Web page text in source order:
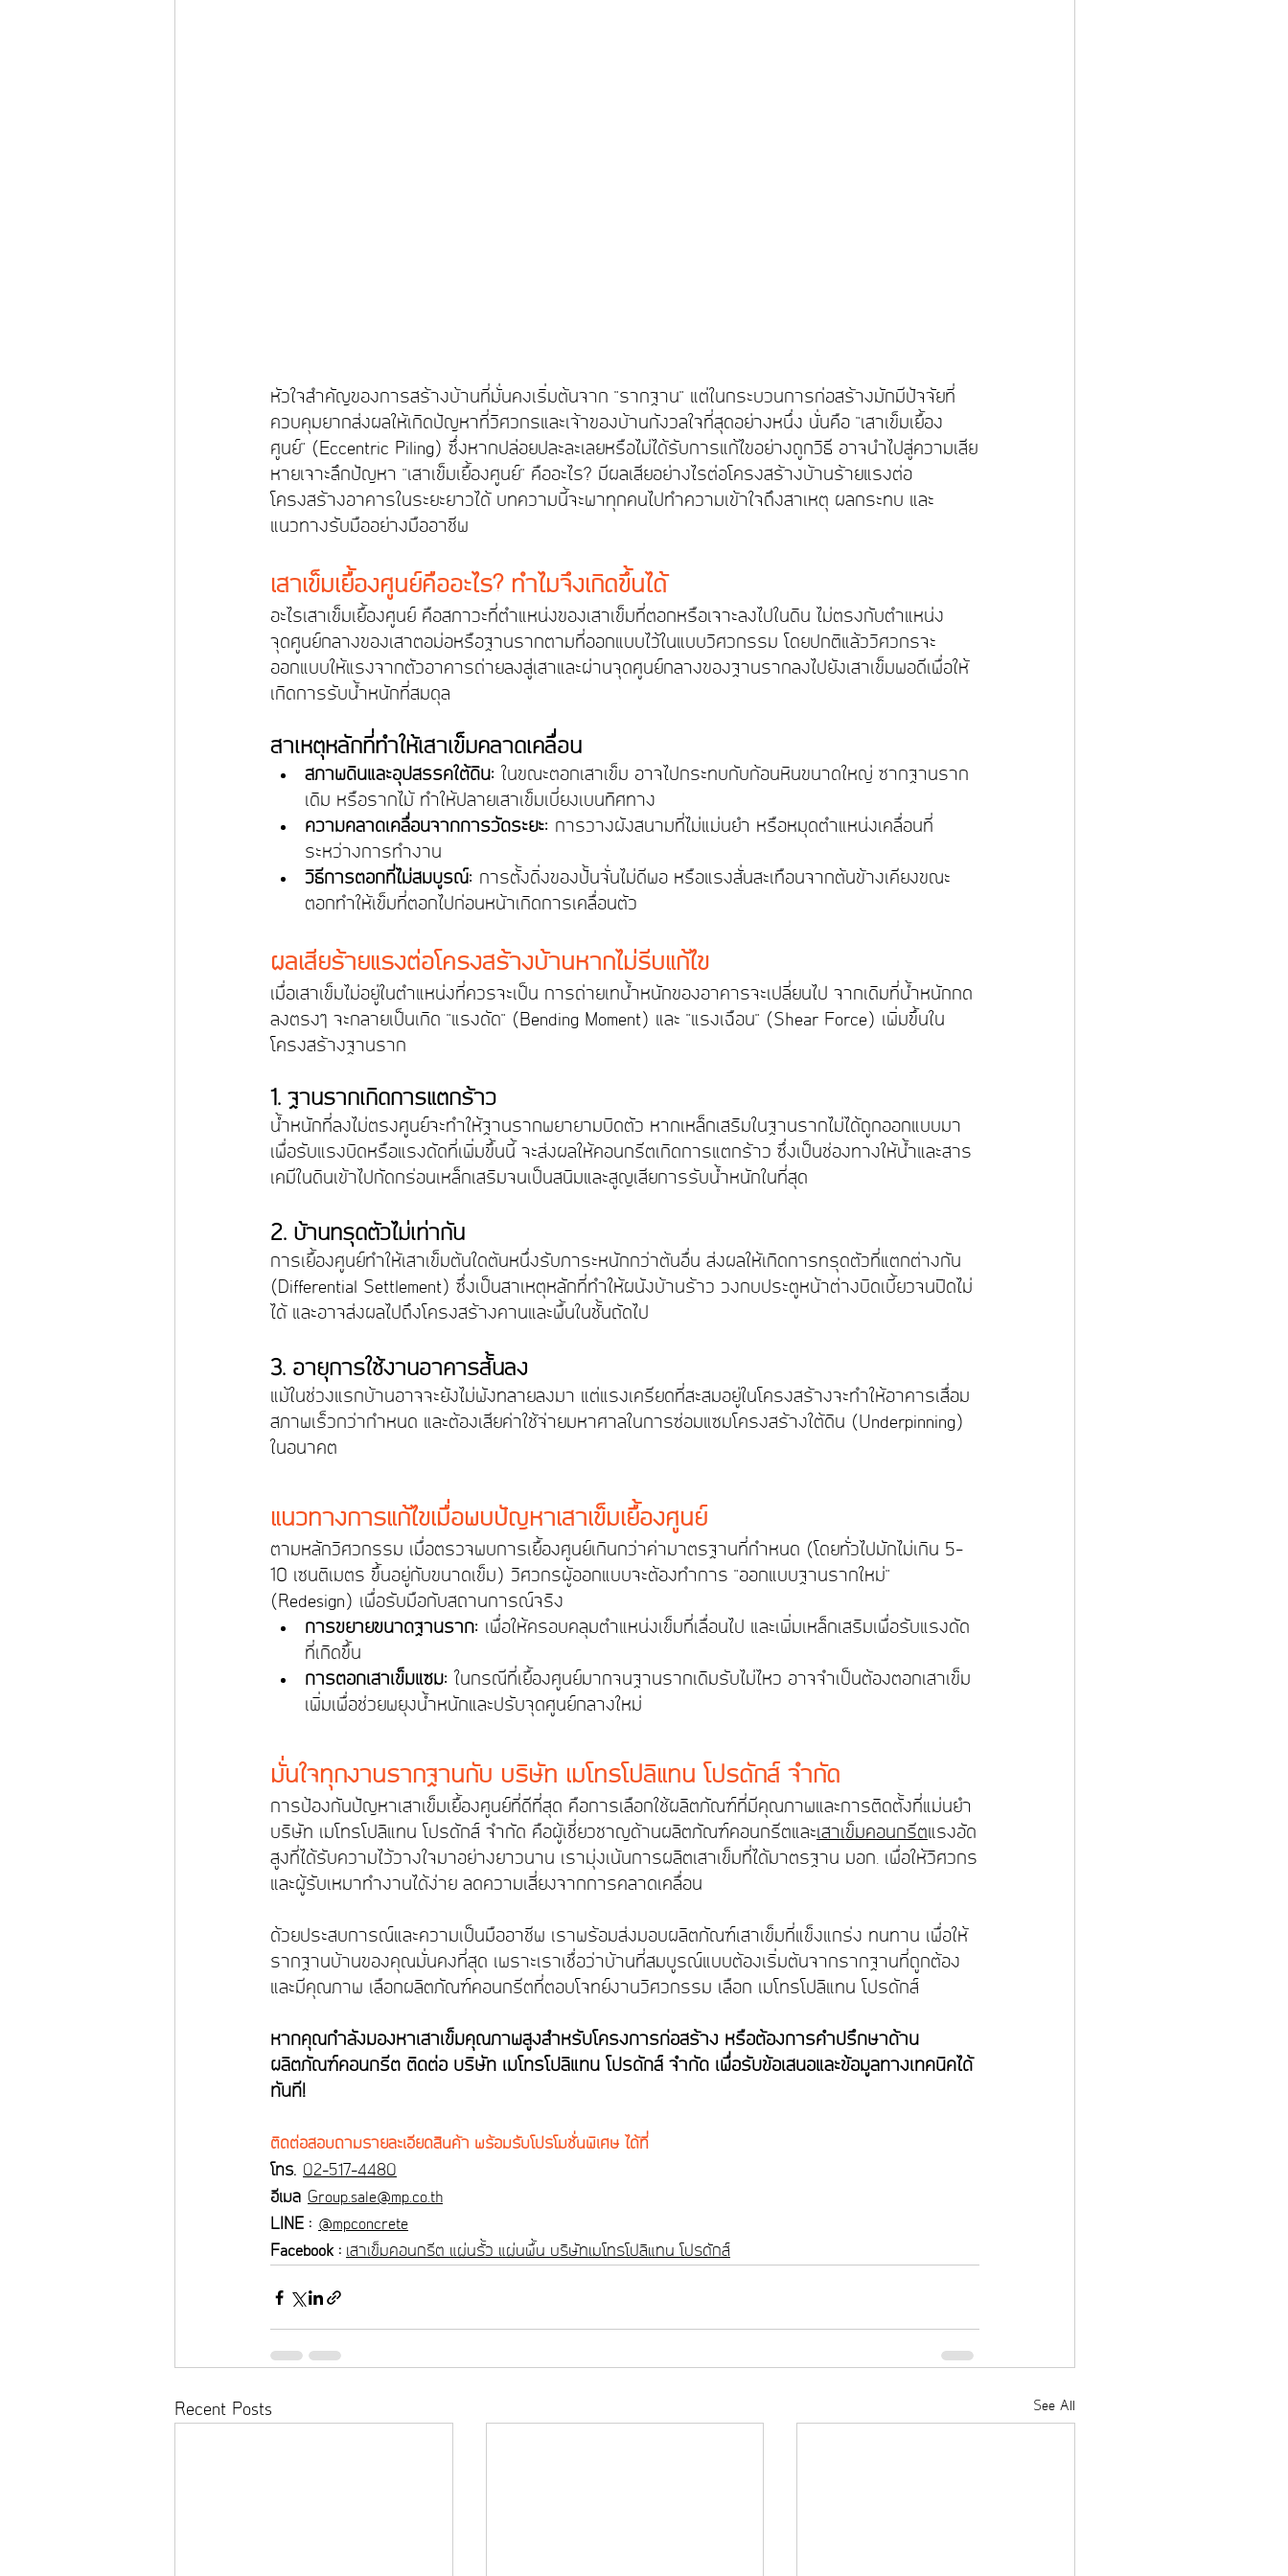
หัวใจสำคัญของการสร้างบ้านที่มั่นคงเริ่มต้นจาก "รากฐาน" แต่ในกระบวนการก่อสร้างมักมีปัจจัยที่
ควบคุมยากส่งผลให้เกิดปัญหาที่วิศวกรและเจ้าของบ้านกังวลใจที่สุดอย่างหนึ่ง นั่นคือ "เสาเข็มเยื้อง
ศูนย์" (Eccentric Piling) ซึ่งหากปล่อยปละละเลยหรือไม่ได้รับการแก้ไขอย่างถูกวิธี อาจนำไปสู่ความเสีย
หายเจาะลึกปัญหา "เสาเข็มเยื้องศูนย์" คืออะไร? มีผลเสียอย่างไรต่อโครงสร้างบ้านร้ายแรงต่อ
โครงสร้างอาคารในระยะยาวได้ บทความนี้จะพาทุกคนไปทำความเข้าใจถึงสาเหตุ ผลกระทบ และ
แนวทางรับมืออย่างมืออาชีพ
เสาเข็มเยื้องศูนย์คืออะไร? ทำไมจึงเกิดขึ้นได้
อะไรเสาเข็มเยื้องศูนย์ คือสภาวะที่ตำแหน่งของเสาเข็มที่ตอกหรือเจาะลงไปในดิน ไม่ตรงกับตำแหน่ง
จุดศูนย์กลางของเสาตอม่อหรือฐานรากตามที่ออกแบบไว้ในแบบวิศวกรรม โดยปกติแล้ววิศวกรจะ
ออกแบบให้แรงจากตัวอาคารถ่ายลงสู่เสาและผ่านจุดศูนย์กลางของฐานรากลงไปยังเสาเข็มพอดีเพื่อให้
เกิดการรับน้ำหนักที่สมดุล
สาเหตุหลักที่ทำให้เสาเข็มคลาดเคลื่อน
สภาพดินและอุปสรรคใต้ดิน: ในขณะตอกเสาเข็ม อาจไปกระทบกับก้อนหินขนาดใหญ่ ซากฐานราก
เดิม หรือรากไม้ ทำให้ปลายเสาเข็มเบี่ยงเบนทิศทาง
ความคลาดเคลื่อนจากการวัดระยะ: การวางผังสนามที่ไม่แม่นยำ หรือหมุดตำแหน่งเคลื่อนที่
ระหว่างการทำงาน
วิธีการตอกที่ไม่สมบูรณ์: การตั้งดิ่งของปั้นจั่นไม่ดีพอ หรือแรงสั่นสะเทือนจากต้นข้างเคียงขณะ
ตอกทำให้เข็มที่ตอกไปก่อนหน้าเกิดการเคลื่อนตัว
ผลเสียร้ายแรงต่อโครงสร้างบ้านหากไม่รีบแก้ไข
เมื่อเสาเข็มไม่อยู่ในตำแหน่งที่ควรจะเป็น การถ่ายเทน้ำหนักของอาคารจะเปลี่ยนไป จากเดิมที่น้ำหนักกด
ลงตรงๆ จะกลายเป็นเกิด "แรงดัด" (Bending Moment) และ "แรงเฉือน" (Shear Force) เพิ่มขึ้นใน
โครงสร้างฐานราก
1. ฐานรากเกิดการแตกร้าว
น้ำหนักที่ลงไม่ตรงศูนย์จะทำให้ฐานรากพยายามบิดตัว หากเหล็กเสริมในฐานรากไม่ได้ถูกออกแบบมา
เพื่อรับแรงบิดหรือแรงดัดที่เพิ่มขึ้นนี้ จะส่งผลให้คอนกรีตเกิดการแตกร้าว ซึ่งเป็นช่องทางให้น้ำและสาร
เคมีในดินเข้าไปกัดกร่อนเหล็กเสริมจนเป็นสนิมและสูญเสียการรับน้ำหนักในที่สุด
2. บ้านทรุดตัวไม่เท่ากัน
การเยื้องศูนย์ทำให้เสาเข็มต้นใดต้นหนึ่งรับภาระหนักกว่าต้นอื่น ส่งผลให้เกิดการทรุดตัวที่แตกต่างกัน
(Differential Settlement) ซึ่งเป็นสาเหตุหลักที่ทำให้ผนังบ้านร้าว วงกบประตูหน้าต่างบิดเบี้ยวจนปิดไม่
ได้ และอาจส่งผลไปถึงโครงสร้างคานและพื้นในชั้นถัดไป
3. อายุการใช้งานอาคารสั้นลง
แม้ในช่วงแรกบ้านอาจจะยังไม่พังทลายลงมา แต่แรงเครียดที่สะสมอยู่ในโครงสร้างจะทำให้อาคารเสื่อม
สภาพเร็วกว่ากำหนด และต้องเสียค่าใช้จ่ายมหาศาลในการซ่อมแซมโครงสร้างใต้ดิน (Underpinning)
ในอนาคต
แนวทางการแก้ไขเมื่อพบปัญหาเสาเข็มเยื้องศูนย์
ตามหลักวิศวกรรม เมื่อตรวจพบการเยื้องศูนย์เกินกว่าค่ามาตรฐานที่กำหนด (โดยทั่วไปมักไม่เกิน 5-
10 เซนติเมตร ขึ้นอยู่กับขนาดเข็ม) วิศวกรผู้ออกแบบจะต้องทำการ "ออกแบบฐานรากใหม่"
(Redesign) เพื่อรับมือกับสถานการณ์จริง
การขยายขนาดฐานราก: เพื่อให้ครอบคลุมตำแหน่งเข็มที่เลื่อนไป และเพิ่มเหล็กเสริมเพื่อรับแรงดัด
ที่เกิดขึ้น
การตอกเสาเข็มแซม: ในกรณีที่เยื้องศูนย์มากจนฐานรากเดิมรับไม่ไหว อาจจำเป็นต้องตอกเสาเข็ม
เพิ่มเพื่อช่วยพยุงน้ำหนักและปรับจุดศูนย์กลางใหม่
มั่นใจทุกงานรากฐานกับ บริษัท เมโทรโปลิแทน โปรดักส์ จำกัด
การป้องกันปัญหาเสาเข็มเยื้องศูนย์ที่ดีที่สุด คือการเลือกใช้ผลิตภัณฑ์ที่มีคุณภาพและการติดตั้งที่แม่นยำ
บริษัท เมโทรโปลิแทน โปรดักส์ จำกัด คือผู้เชี่ยวชาญด้านผลิตภัณฑ์คอนกรีตและเสาเข็มคอนกรีตแรงอัด
สูงที่ได้รับความไว้วางใจมาอย่างยาวนาน เรามุ่งเน้นการผลิตเสาเข็มที่ได้มาตรฐาน มอก. เพื่อให้วิศวกร
และผู้รับเหมาทำงานได้ง่าย ลดความเสี่ยงจากการคลาดเคลื่อน
ด้วยประสบการณ์และความเป็นมืออาชีพ เราพร้อมส่งมอบผลิตภัณฑ์เสาเข็มที่แข็งแกร่ง ทนทาน เพื่อให้
รากฐานบ้านของคุณมั่นคงที่สุด เพราะเราเชื่อว่าบ้านที่สมบูรณ์แบบต้องเริ่มต้นจากรากฐานที่ถูกต้อง
และมีคุณภาพ เลือกผลิตภัณฑ์คอนกรีตที่ตอบโจทย์งานวิศวกรรม เลือก เมโทรโปลิแทน โปรดักส์
หากคุณกำลังมองหาเสาเข็มคุณภาพสูงสำหรับโครงการก่อสร้าง หรือต้องการคำปรึกษาด้าน
ผลิตภัณฑ์คอนกรีต ติดต่อ บริษัท เมโทรโปลิแทน โปรดักส์ จำกัด เพื่อรับข้อเสนอและข้อมูลทางเทคนิคได้
ทันที!
ติดต่อสอบถามรายละเอียดสินค้า พร้อมรับโปรโมชั่นพิเศษ ได้ที่
โทร. 02-517-4480
อีเมล Group.sale@mp.co.th
LINE : @mpconcrete
Facebook : เสาเข็มคอนกรีต แผ่นรั้ว แผ่นพื้น บริษัทเมโทรโปลิแทน โปรดักส์
Recent Posts See All